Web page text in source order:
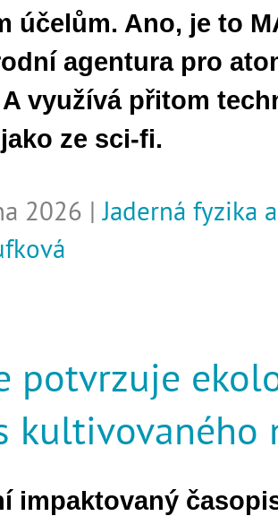
účelům. Ano, je to
agentura pro
využívá přitom
ze sci-fi.
2026 |Jaderná fyzika
potvrzuje
kultivovaného
impaktovaný